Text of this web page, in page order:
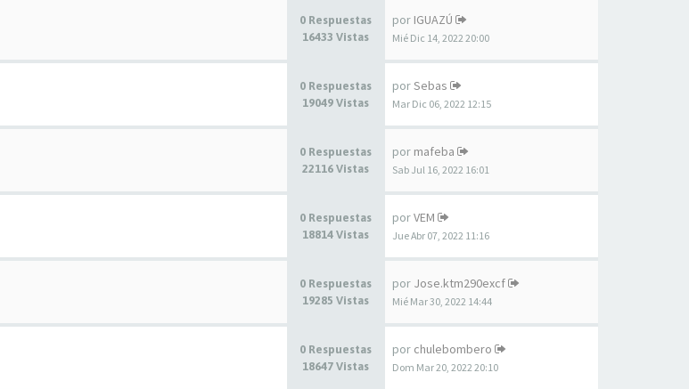
0 Respuestas
16433 Vistas
por IGUAZÚ
Mié Dic 14, 2022 20:00
0 Respuestas
19049 Vistas
porSebas
Mar Dic 06, 2022 12:15
0 Respuestas
22116 Vistas
por mafeba
Sab Jul 16, 2022 16:01
0 Respuestas
18814 Vistas
porVEM
Jue Abr 07, 2022 11:16
0 Respuestas
19285 Vistas
por Jose.ktm290excf
Mié Mar 30, 2022 14:44
0 Respuestas
18647 Vistas
por chulebombero
Dom Mar 20, 2022 20:10